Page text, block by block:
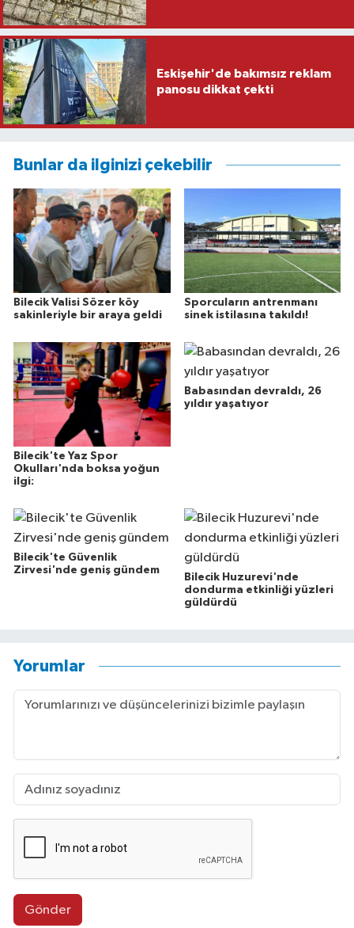
Eskişehir'de bakımsız reklam
panosu dikkat çekti
Bunlar da ilginizi çekebilir
Bilecik Valisi Sözer köy
sakinleriyle bir araya geldi
Sporcuların antrenmanı
sinek istilasına takıldı!
Bilecik'te Yaz Spor
Okulları'nda boksa yoğun
ilgi:
Babasından devraldı, 26
yıldır yaşatıyor
Bilecik'te Güvenlik
Zirvesi'nde geniş gündem
Bilecik Huzurevi'nde
dondurma etkinliği yüzleri
güldürdü
Yorumlar
Gönder